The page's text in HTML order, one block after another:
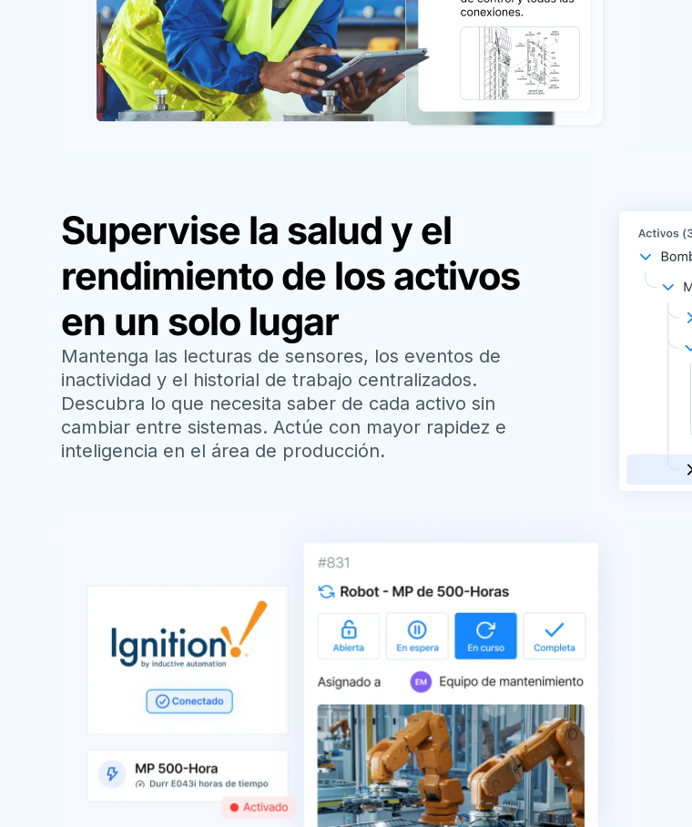
Supervise la salud y el
rendimiento de los activos
en un solo lugar
Mantenga las lecturas de sensores, los eventos de
inactividad y el historial de trabajo centralizados.
Descubra lo que necesita saber de cada activo sin
cambiar entre sistemas. Actúe con mayor rapidez e
inteligencia en el área de producción.